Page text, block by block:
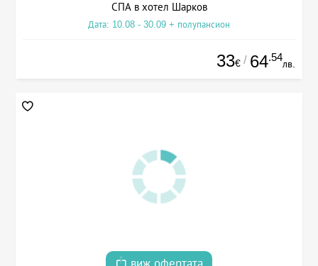
СПА в хотел Шарков
Дата: 10.08 - 30.09 + полупансион
33€ / 64.54
лв.
виж офертата